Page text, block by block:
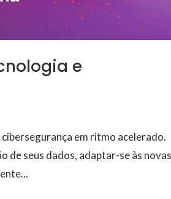
e
em ritmo acelerado.
de seus dados, adaptar-se às